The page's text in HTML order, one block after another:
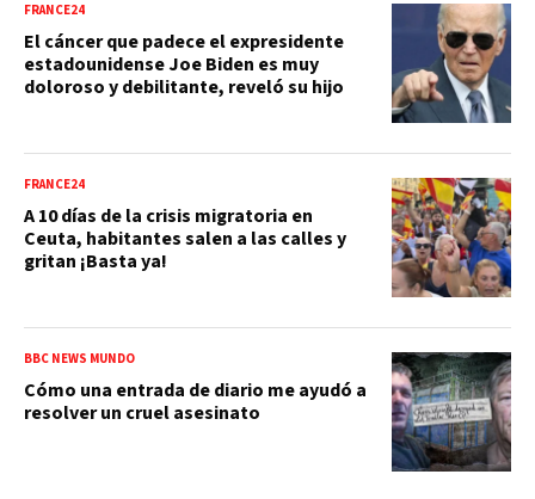
FRANCE24
El cáncer que padece el expresidente
estadounidense Joe Biden es muy
doloroso y debilitante, reveló su hijo
FRANCE24
A 10 días de la crisis migratoria en
Ceuta, habitantes salen a las calles y
gritan ¡Basta ya!
BBC NEWS MUNDO
Cómo una entrada de diario me ayudó a
resolver un cruel asesinato